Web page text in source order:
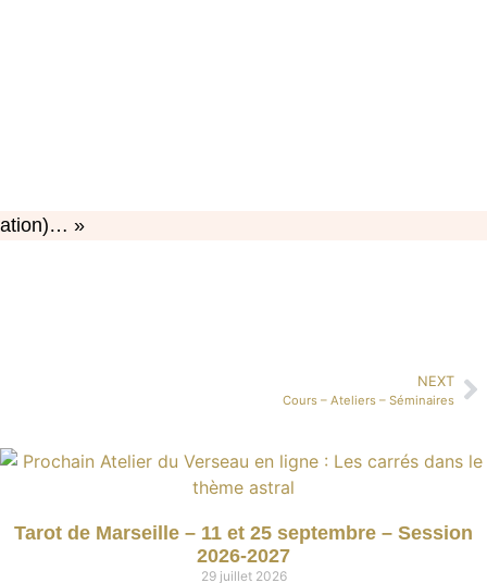
»
NEXT
Cours – Ateliers – Séminaires
Tarot de Marseille – 11 et 25 septembre – Session
2026-2027
29 juillet 2026